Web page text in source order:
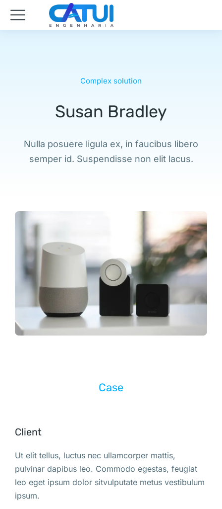
Complex solution
Susan Bradley
Nulla posuere ligula ex, in faucibus libero
semper id. Suspendisse non elit lacus.
Case
Client
Ut elit tellus, luctus nec ullamcorper mattis,
pulvinar dapibus leo. Commodo egestas, feugiat
leo eget ipsum dolor sitvulputate metus vestibulum
ipsum.